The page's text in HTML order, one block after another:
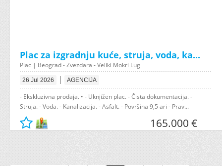
Plac za izgradnju kuće, struja, voda, ka...
Plac | Beograd - Zvezdara - Veliki Mokri Lug
26 Jul 2026 | AGENCIJA
- Ekskluzivna prodaja. • - Uknjižen plac. - Čista dokumentacija. -
Struja. - Voda. - Kanalizacija. - Asfalt. - Površina 9,5 ari - Prav...
165.000 €